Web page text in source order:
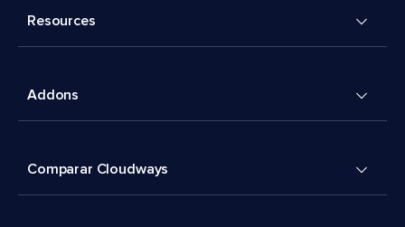
Resources
Addons
Comparar Cloudways